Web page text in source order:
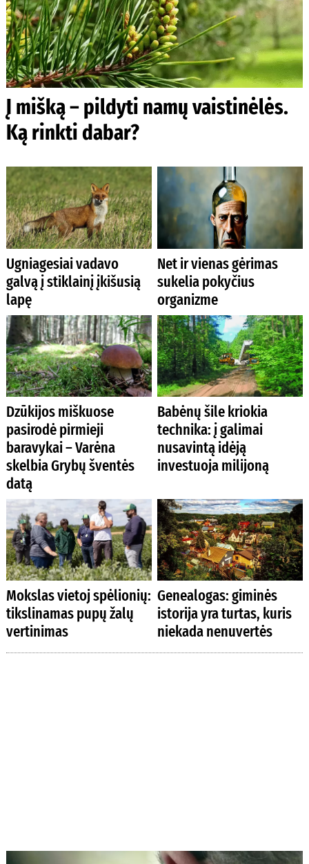
Į mišką – pildyti namų vaistinėlės.
Ką rinkti dabar?
Ugniagesiai vadavo
galvą į stiklainį įkišusią
lapę
Net ir vienas gėrimas
sukelia pokyčius
organizme
Dzūkijos miškuose
pasirodė pirmieji
baravykai – Varėna
skelbia Grybų šventės
datą
Babėnų šile kriokia
technika: į galimai
nusavintą idėją
investuoja milijoną
Mokslas vietoj spėlionių:
tikslinamas pupų žalų
vertinimas
Genealogas: giminės
istorija yra turtas, kuris
niekada nenuvertės